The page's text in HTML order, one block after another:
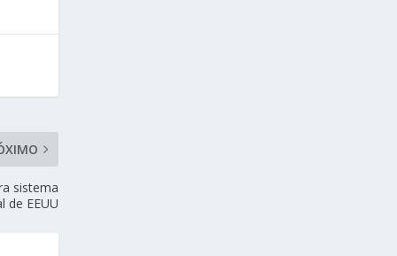
sistema
de EEUU